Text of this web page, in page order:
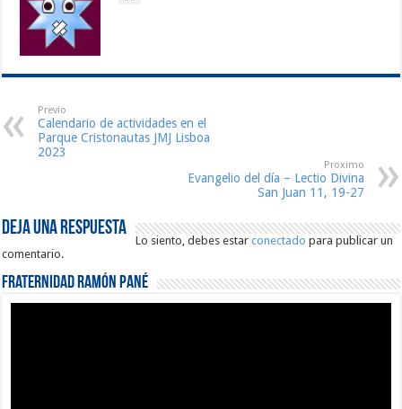
Previo
Calendario de actividades en el
Parque Cristonautas JMJ Lisboa
2023
Proximo
Evangelio del día – Lectio Divina
San Juan 11, 19-27
Deja una respuesta
Lo siento, debes estarconectado para publicar un
comentario.
Fraternidad Ramón Pané